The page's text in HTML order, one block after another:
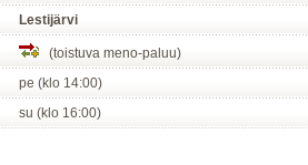
Lestijärvi
(toistuva meno-paluu)
pe (klo 14:00)
su (klo 16:00)